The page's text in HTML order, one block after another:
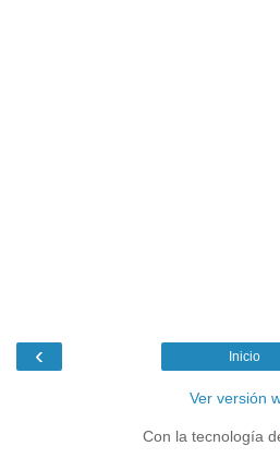
‹ Inicio
Ver versión
Con la tecnología